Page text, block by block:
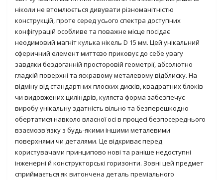
ніколи не втомлюється дивувати різноманітністю
конструкцій, проте серед усього спектра доступних
конфігурацій особливе та поважне місце посідає
неодимовий магніт кулька нікель D 15 мм. Цей унікальний
сферичний елемент миттєво приковує до себе увагу
завдяки бездоганній просторовій геометрії, абсолютно
гладкій поверхні та яскравому металевому відблиску. На
відміну від стандартних плоских дисків, квадратних блоків
чи видовжених циліндрів, куляста форма забезпечує
виробу унікальну здатність вільно та безперешкодно
обертатися навколо власної осі в процесі безпосереднього
взаємозв'язку з будь-якими іншими металевими
поверхнями чи деталями. Це відкриває перед
користувачами принципово нові та раніше недоступні
інженерні й конструкторські горизонти. Зовні цей предмет
сприймається як витончена деталь преміального